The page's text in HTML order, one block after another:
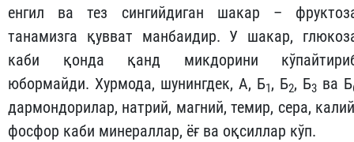
енгил ва тез сингийдиган шакар –
танамизга қувват манбаидир. У шакар,
каби қонда қанд микдорини
юбормайди. Хурмода, шунингдек, А, Б1, Б2, Б3 ва Б
дармондорилар, натрий, магний, темир, сера,
фосфор каби минераллар, ёғ ва оқсиллар кўп.